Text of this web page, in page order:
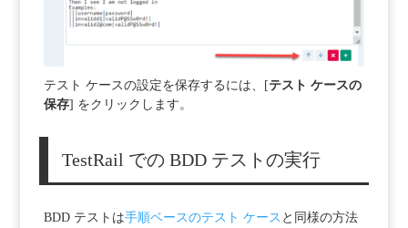
テスト ケースの設定を保存するには、[テスト ケースの
保存] をクリックします。
TestRail での BDD テストの実行
BDD テストは手順ベースのテスト ケース と同様の方法